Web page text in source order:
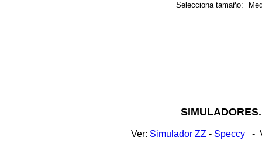
Selecciona tamaño:
Ver: Simulador ZZ - Speccy -